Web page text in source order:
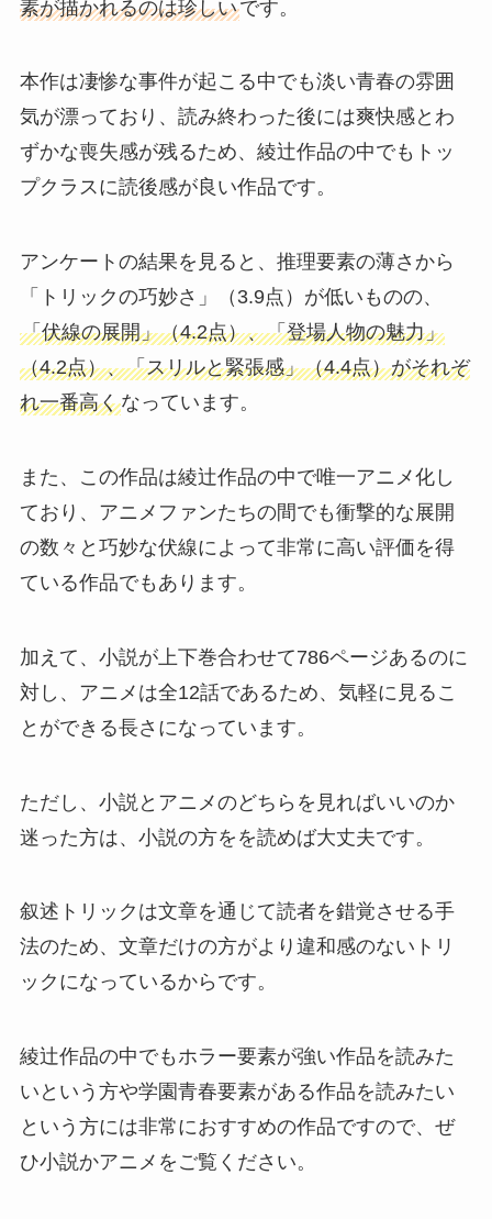
素が描かれるのは珍しいです。
本作は凄惨な事件が起こる中でも淡い青春の雰囲
気が漂っており、読み終わった後には爽快感とわ
ずかな喪失感が残るため、綾辻作品の中でもトッ
プクラスに読後感が良い作品です。
アンケートの結果を見ると、推理要素の薄さから
「トリックの巧妙さ」（3.9点）が低いものの、
「伏線の展開」（4.2点）、「登場人物の魅力」
（4.2点）、「スリルと緊張感」（4.4点）がそれぞ
れ一番高くなっています。
また、この作品は綾辻作品の中で唯一アニメ化し
ており、アニメファンたちの間でも衝撃的な展開
の数々と巧妙な伏線によって非常に高い評価を得
ている作品でもあります。
加えて、小説が上下巻合わせて786ページあるのに
対し、アニメは全12話であるため、気軽に見るこ
とができる長さになっています。
ただし、小説とアニメのどちらを見ればいいのか
迷った方は、小説の方をを読めば大丈夫です。
叙述トリックは文章を通じて読者を錯覚させる手
法のため、文章だけの方がより違和感のないトリ
ックになっているからです。
綾辻作品の中でもホラー要素が強い作品を読みた
いという方や学園青春要素がある作品を読みたい
という方には非常におすすめの作品ですので、ぜ
ひ小説かアニメをご覧ください。